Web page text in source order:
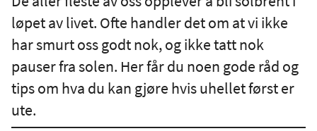
løpet av livet. Ofte handler det om at vi ikke
har smurt oss godt nok, og ikke tatt nok
pauser fra solen. Her får du noen gode råd og
tips om hva du kan gjøre hvis uhellet først er
ute.